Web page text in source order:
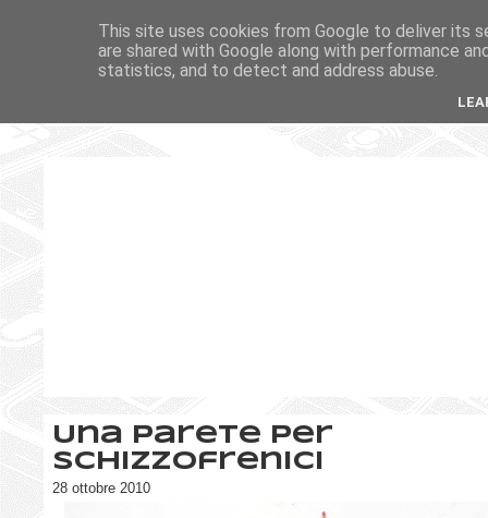
Una parete per
schizzofrenici
28 ottobre 2010
This site uses cookies from Google to deliver its
are shared with Google along with performance
statistics, and to detect and address abuse.